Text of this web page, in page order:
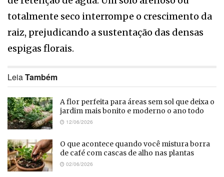
totalmente seco interrompe o crescimento da
raiz, prejudicando a sustentação das densas
espigas florais.
LeiaTambém
A flor perfeita para áreas sem sol que deixa o
jardim mais bonito e moderno o ano todo
12/06/2026
O que acontece quando você mistura borra
de café com cascas de alho nas plantas
02/06/2026